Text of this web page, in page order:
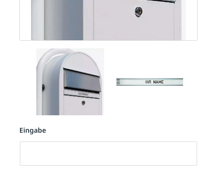
Eingabe
Eingabe